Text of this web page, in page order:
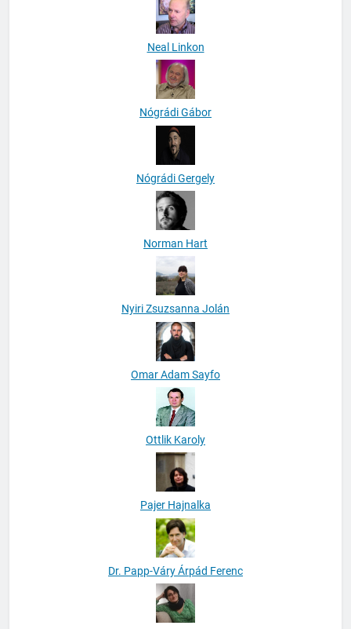
Neal Linkon
Nógrádi Gábor
Nógrádi Gergely
Norman Hart
Nyiri Zsuzsanna Jolán
Omar Adam Sayfo
Ottlik Karoly
Pajer Hajnalka
Dr. Papp-Váry Árpád Ferenc